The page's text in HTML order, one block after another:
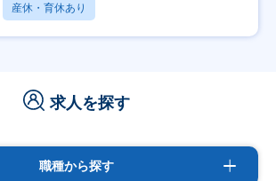
産休・育休あり
求人を探す
職種から探す